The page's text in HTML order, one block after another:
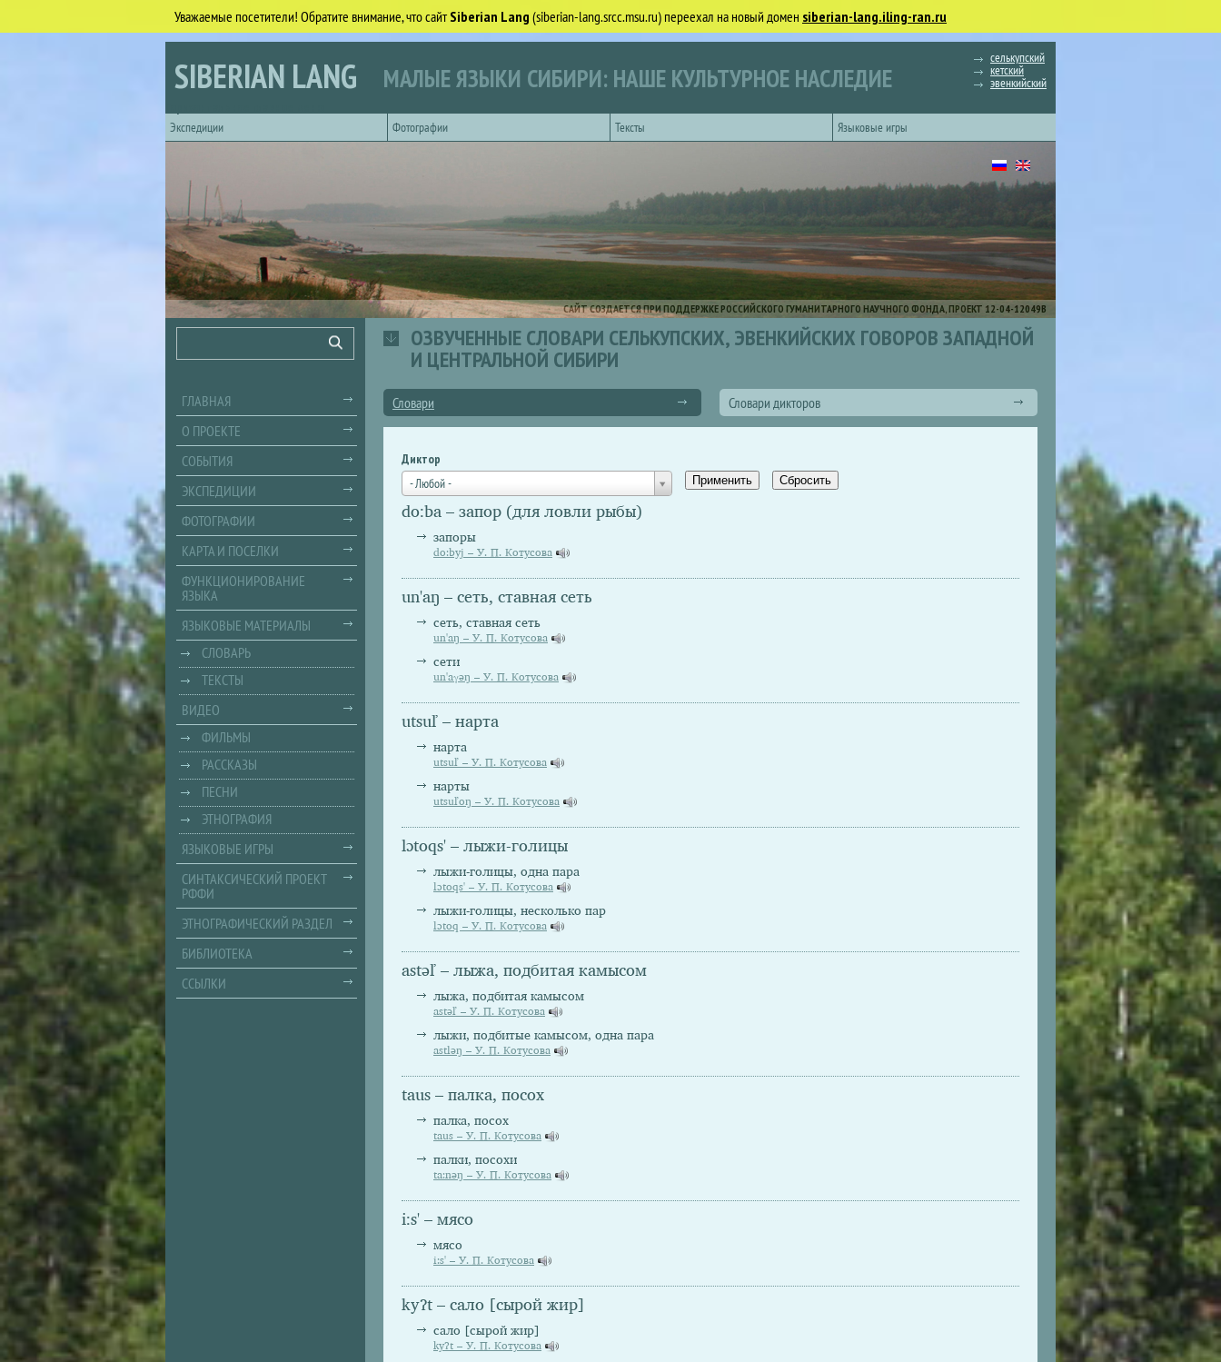
Уважаемые посетители! Обратите внимание, что сайтSiberian Lang (siberian-lang.srcc.msu.ru) переехал на новый домен siberian-lang.iling-ran.ru
SIBERIAN LANG МАЛЫЕ ЯЗЫКИ СИБИРИ: НАШЕ КУЛЬТУРНОЕ НАСЛЕДИЕ
селькупский
кетский
эвенкийский
Экспедиции
Фотографии Тексты Языковые игры
САЙТ СОЗДАЕТСЯ ПРИ ПОДДЕРЖКЕ РОССИЙСКОГО ГУМАНИТАРНОГО НАУЧНОГО ФОНДА, ПРОЕКТ 12-04-12049В
ОЗВУЧЕННЫЕ СЛОВАРИ СЕЛЬКУПСКИХ, ЭВЕНКИЙСКИХ ГОВОРОВ ЗАПАДНОЙ
И ЦЕНТРАЛЬНОЙ СИБИРИ
Словари Словари дикторов
Диктор
- Любой -
do:ba – запор (для ловли рыбы)
запоры
do:byj – У. П. Котусова
un'aŋ – сеть, ставная сеть
сеть, ставная сеть
un'aŋ – У. П. Котусова
сети
un'aγəŋ – У. П. Котусова
utsuľ – нарта
нарта
utsuľ – У. П. Котусова
нарты
utsuľoŋ – У. П. Котусова
lɔtoqs' – лыжи-голицы
лыжи-голицы, одна пара
lɔtoqs' – У. П. Котусова
лыжи-голицы, несколько пар
lɔtoq – У. П. Котусова
astəľ – лыжа, подбитая камысом
лыжа, подбитая камысом
astəľ – У. П. Котусова
лыжи, подбитые камысом, одна пара
astləŋ – У. П. Котусова
taus – палка, посох
палка, посох
taus – У. П. Котусова
палки, посохи
ta:nəŋ – У. П. Котусова
i:s' – мясо
мясо
i:s' – У. П. Котусова
kyʔt – сало [сырой жир]
сало [сырой жир]
kyʔt – У. П. Котусова
Поиск
ГЛАВНАЯ
О ПРОЕКТЕ
СОБЫТИЯ
ЭКСПЕДИЦИИ
ФОТОГРАФИИ
КАРТА И ПОСЕЛКИ
ФУНКЦИОНИРОВАНИЕ
ЯЗЫКА
ЯЗЫКОВЫЕ МАТЕРИАЛЫ
СЛОВАРЬ
ТЕКСТЫ
ВИДЕО
ФИЛЬМЫ
РАССКАЗЫ
ПЕСНИ
ЭТНОГРАФИЯ
ЯЗЫКОВЫЕ ИГРЫ
СИНТАКСИЧЕСКИЙ ПРОЕКТ
РФФИ
ЭТНОГРАФИЧЕСКИЙ РАЗДЕЛ
БИБЛИОТЕКА
ССЫЛКИ